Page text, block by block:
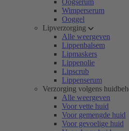
Oogserum
Wimperserum
Ooggel
Lipverzorging
Alle weergeven
Lippenbalsem
Lipmaskers
Lippenolie
Lipscrub
Lippenserum
Verzorging volgens
Alle weergeven
Voor vette huid
Voor gemengde huid
Voor gevoelige huid